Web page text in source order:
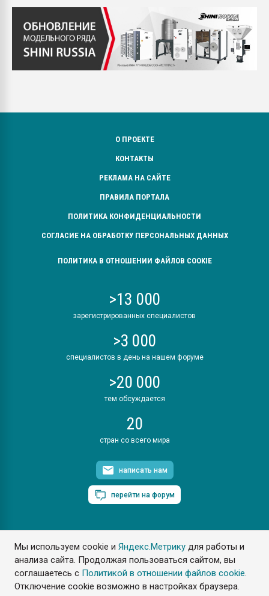
Мы используем cookie иЯндекс.Метрику для работы и
анализа сайта. Продолжая пользоваться сайтом, вы
соглашаетесь с Политикой в отношении файлов cookie.
Отключение cookie возможно в настройках браузера.
О ПРОЕКТЕ
КОНТАКТЫ
РЕКЛАМА НА САЙТЕ
ПРАВИЛА ПОРТАЛА
ПОЛИТИКА КОНФИДЕНЦИАЛЬНОСТИ
СОГЛАСИЕ НА ОБРАБОТКУ ПЕРСОНАЛЬНЫХ ДАННЫХ
ПОЛИТИКА В ОТНОШЕНИИ ФАЙЛОВ COOKIE
>13 000
зарегистрированных специалистов
>3 000
специалистов в день на нашем форуме
>20 000
тем обсуждается
20
стран со всего мира
написать нам
перейти на форум
ПластЭксперт © 2006. Все права защищены
Разрешается копирование материалов сайта с обязательной
ссылкой на www.e-plastic.ru
Разработка сайта